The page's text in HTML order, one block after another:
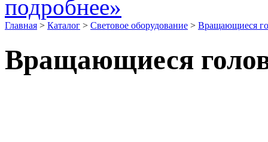
подробнее»
Главная > Каталог > Световое оборудование > Вращающиеся
Вращающиеся